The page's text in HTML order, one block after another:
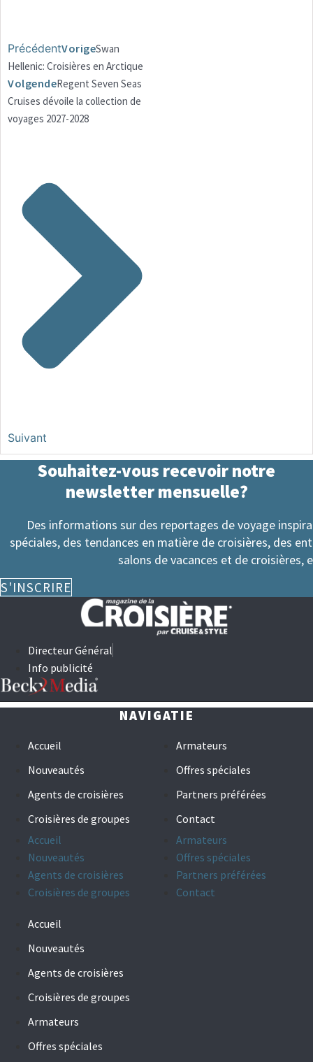
PrécédentVorigeSwan
Hellenic: Croisières en Arctique
VolgendeRegent Seven Seas
Cruises dévoile la collection de
voyages 2027-2028
Suivant
Souhaitez-vous recevoir notre
newsletter mensuelle?
Des informations sur des reportages de voyage
spéciales, des tendances en matière de croisières, des
salons de vacances et de croisières,
S'INSCRIRE
Directeur Général
Info publicité
NAVIGATIE
Accueil
Nouveautés
Agents de croisières
Croisières de groupes
Armateurs
Offres spéciales
Partners préférées
Contact
Accueil
Nouveautés
Agents de croisières
Croisières de groupes
Armateurs
Offres spéciales
Partners préférées
Contact
Accueil
Nouveautés
Agents de croisières
Croisières de groupes
Armateurs
Offres spéciales